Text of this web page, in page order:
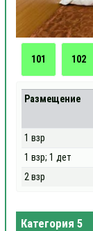
101 102
Размещение
1 взр
1 взр; 1 дет
2 взр
Категория 5